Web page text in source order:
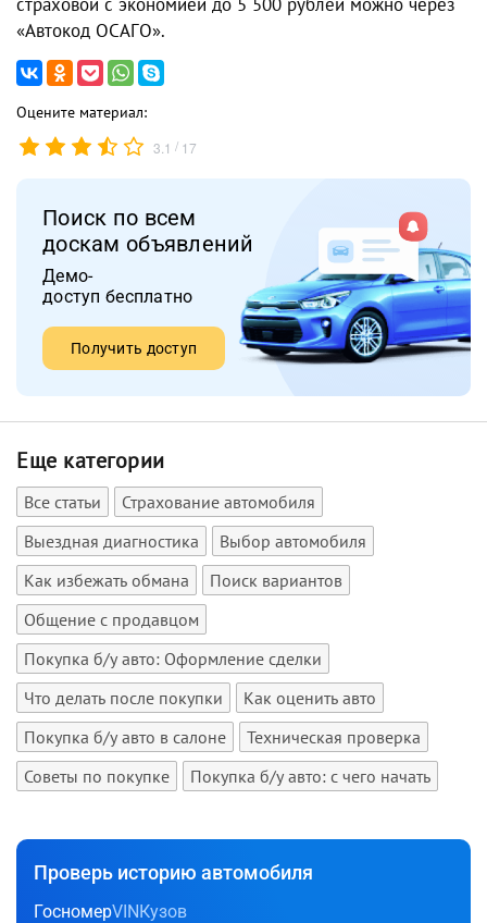
«Автокод ОСАГО».
Оцените материал:
3.1 / 17
Поиск по всем
доскам объявлений
Демо-
доступ бесплатно
Получить доступ
Еще категории
Все статьи
Страхование автомобиля
Выездная диагностика
Выбор автомобиля
Как избежать обмана
Поиск вариантов
Общение с продавцом
Покупка б/у авто: Оформление сделки
Что делать после покупки
Как оценить авто
Покупка б/у авто в салоне
Техническая проверка
Советы по покупке
Покупка б/у авто: с чего начать
Проверь историю автомобиля
ГосномерVINКузов